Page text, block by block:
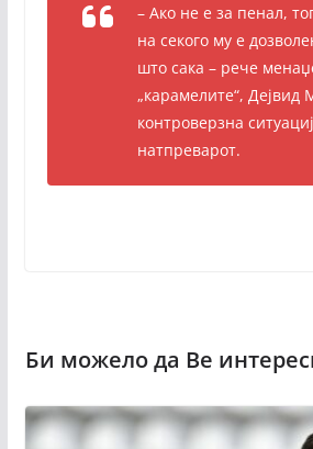
– Ако не е за пенал,
на секого му е
што сака – рече
„карамелите“, Дејвид
контроверзна
натпреварот.